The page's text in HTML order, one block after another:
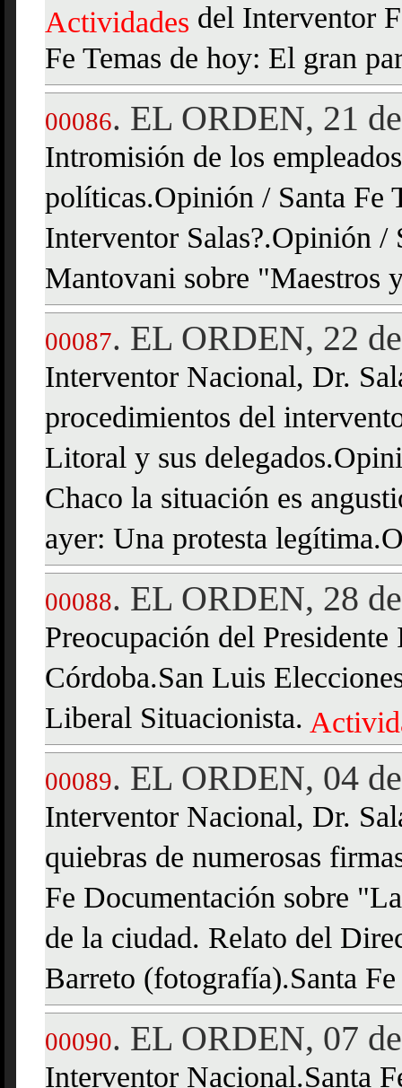
Actividades del Interventor
Fe Temas de hoy: El gran
00086. EL ORDEN, 21
Intromisión de los
políticas.Opinión / Santa Fe
Interventor Salas?.Opinión
Mantovani sobre "Maestros
00087. EL ORDEN, 22
Interventor Nacional, Dr.
procedimientos del
Litoral y sus
Chaco la situación es
ayer: Una protesta
00088. EL ORDEN, 28
Preocupación del
Córdoba.San Luis
Liberal Situacionista.
00089. EL ORDEN, 04
Interventor Nacional, Dr.
quiebras de numerosas
Fe Documentación sobre
de la ciudad. Relato del
Barreto (fotografía).Santa Fe
00090. EL ORDEN, 07
Interventor Nacional.Santa